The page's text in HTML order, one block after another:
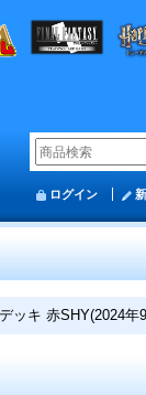
ログイン
ッキ 赤SHY(2024年